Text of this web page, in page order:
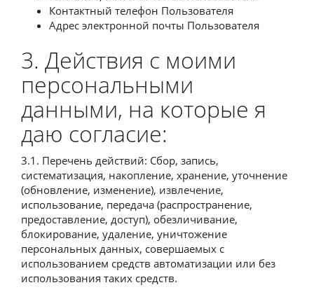
Контактный телефон Пользователя
Адрес электронной почты Пользователя
3. Действия с моими
персональными
данными, на которые я
даю согласие:
3.1. Перечень действий: Сбор, запись,
систематизация, накопление, хранение, уточнение
(обновление, изменение), извлечение,
использование, передача (распространение,
предоставление, доступ), обезличивание,
блокирование, удаление, уничтожение
персональных данных, совершаемых с
использованием средств автоматизации или без
использования таких средств.